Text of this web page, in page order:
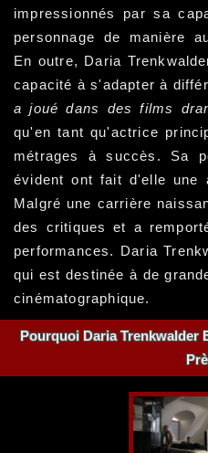
impressionnés par sa
personnage de manière
En outre, Daria
capacité à s'adapter à
a joué dans des films
qu'en tant qu'actrice
métrages à succès. Sa
évident ont fait d'elle une
Malgré une carrière
des critiques et a
performances. Daria
qui est destinée à de
cinématographique.
Pourquoi Daria Trenkwalder